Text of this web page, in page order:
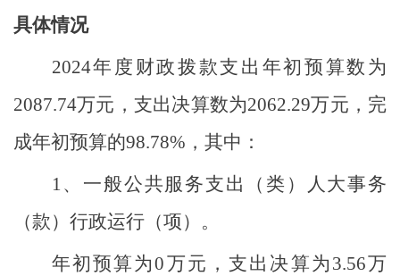
具体情况
2024年度财政拨款支出年初预算数为
2087.74万元，支出决算数为2062.29万元，完
成年初预算的98.78% ，其中：
1、一般公共服务支出 （类）
人大事务
（款） 行政运行 （项）。
年初预算为0万元，支出决算为 3.56万